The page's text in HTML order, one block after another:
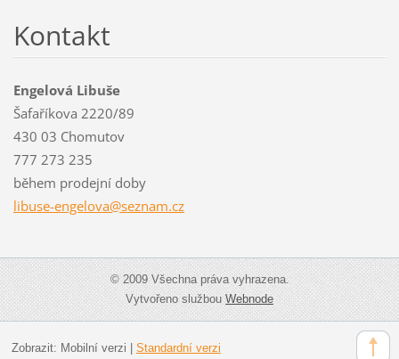
Kontakt
Engelová Libuše
Šafaříkova 2220/89
430 03 Chomutov
777 273 235
během prodejní doby
libuse-engelova@seznam.cz
© 2009 Všechna práva vyhrazena.
Vytvořeno službouWebnode
Zobrazit: Mobilní verzi Standardní verzi